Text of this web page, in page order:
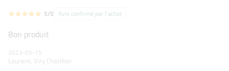
5/5 Avis confirmé par l'achat
Bon produit
2023-05-15
Laurent, Viry Chatillon